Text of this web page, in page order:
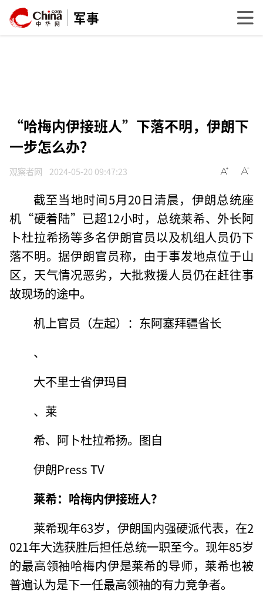
军事
“哈梅内伊接班人”下落不明，伊朗下
一步怎么办？
观察者网 2024-05-20 09:47:23
截至当地时间5月20日清晨，伊朗总统座
机“硬着陆”已超12小时，总统莱希、外长阿
卜杜拉希扬等多名伊朗官员以及机组人员仍下
落不明。据伊朗官员称，由于事发地点位于山
区，天气情况恶劣，大批救援人员仍在赶往事
故现场的途中。
机上官员（左起）：东阿塞拜疆省长
、
大不里士省伊玛目
、莱
希、阿卜杜拉希扬。图自
伊朗Press TV
莱希：哈梅内伊接班人？
莱希现年63岁，伊朗国内强硬派代表，在2
021年大选获胜后担任总统一职至今。现年85岁
的最高领袖哈梅内伊是莱希的导师，莱希也被
普遍认为是下一任最高领袖的有力竞争者。